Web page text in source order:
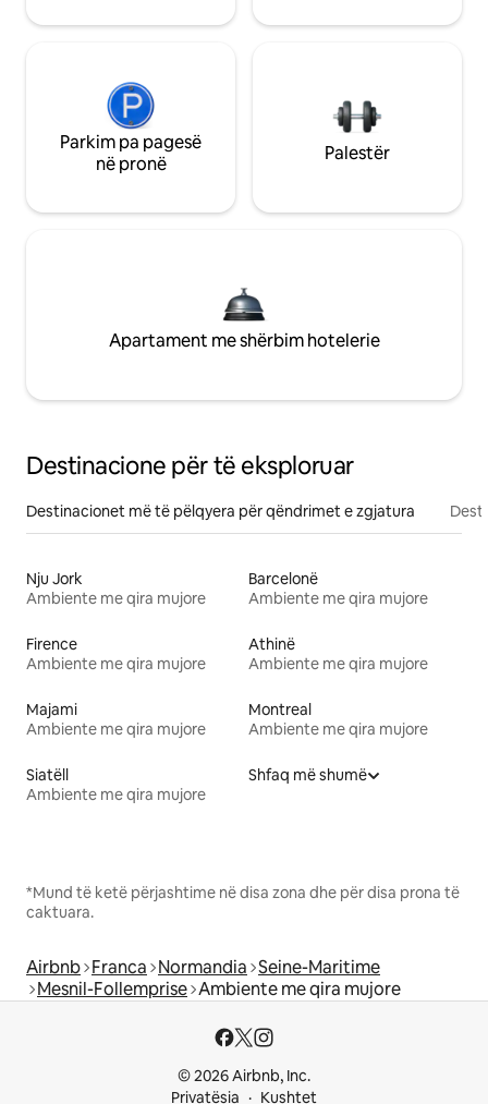
Parkim pa pagesë
në pronë
Palestër
Apartament me shërbim hotelerie
Destinacione për të eksploruar
Destinacionet më të pëlqyera për qëndrimet e zgjatura
Nju Jork
Ambiente me qira mujore
Barcelonë
Ambiente me qira mujore
Firence
Ambiente me qira mujore
Athinë
Ambiente me qira mujore
Majami
Ambiente me qira mujore
Montreal
Ambiente me qira mujore
Siatëll
Ambiente me qira mujore
Shfaq më shumë
*Mund të ketë përjashtime në disa zona dhe për disa prona të
caktuara.
Airbnb Franca Normandia Seine-Maritime
Mesnil-Follemprise Ambiente me qira mujore
© 2026 Airbnb, Inc.
Privatësia
Kushtet